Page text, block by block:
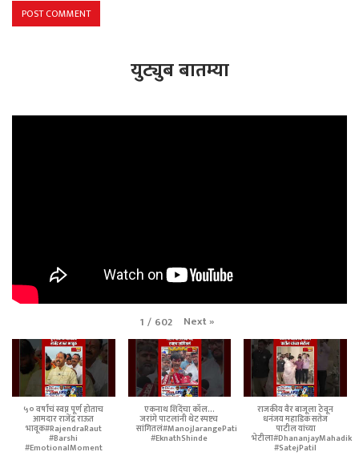
युट्युब बातम्या
1 / 602 Next»
५० वर्षांचं स्वप्न पूर्ण होताच
आमदार राजेंद्र राऊत
भावूक#RajendraRaut
#Barshi
#EmotionalMoment
एकनाथ शिंदेंचा कॉल...
जरांगे पाटलांनी थेट स्पष्टच
सांगितलं#ManojJarangePatil
#EknathShinde
राजकीय वैर बाजूला ठेवून
धनंजय महाडिक सतेज
पाटील यांच्या
भेटीला#DhananjayMahadik
#SatejPatil